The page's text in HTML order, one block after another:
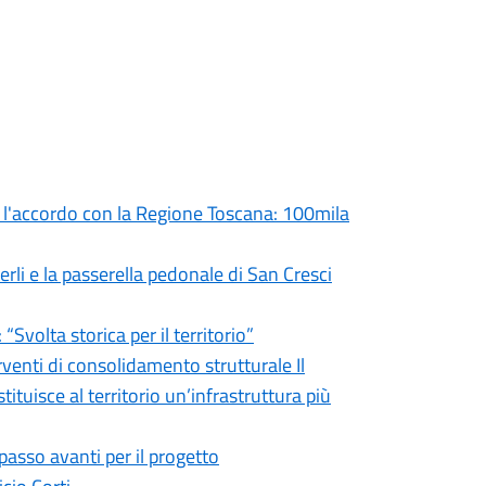
con la Regione Toscana: 100mila
e la passerella pedonale di San Cresci
storica per il territorio”
di consolidamento strutturale Il
al territorio un’infrastruttura più
avanti per il progetto